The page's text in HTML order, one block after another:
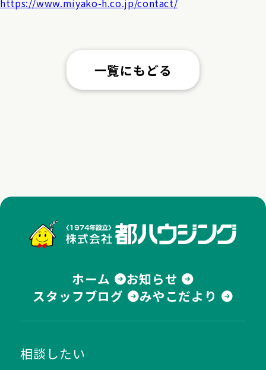
https://www.miyako-h.co.jp/contact/
一覧にもどる
ホーム
お知らせ
スタッフブログ
みやこだより
相談したい